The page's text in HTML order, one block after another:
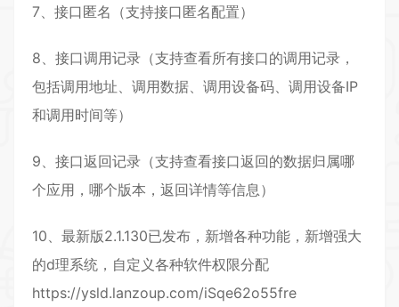
7、接口匿名（支持接口匿名配置）
8、接口调用记录（支持查看所有接口的调用记录，
包括调用地址、调用数据、调用设备码、调用设备IP
和调用时间等）
9、接口返回记录（支持查看接口返回的数据归属哪
个应用，哪个版本，返回详情等信息）
10、最新版2.1.130已发布，新增各种功能，新增强大
的d理系统，自定义各种软件权限分配
https://ysld.lanzoup.com/iSqe62o55fre